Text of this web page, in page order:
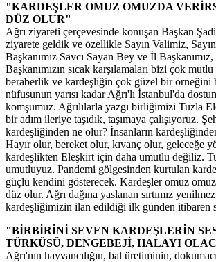
"KARDEŞLER OMUZ OMUZDA
DÜZ OLUR"
Ağrı ziyareti çerçevesinde konuşan Başkan Şadi
ziyarete geldik ve özellikle Sayın Valimiz,
Başkanımız Savcı Sayan Bey ve İl
Başkanımızın sıcak karşılamaları bizi çok
beraberlik ve kardeşliğin çok güzel bir örneğini
nüfusunun yarısı kadar Ağrı'lı İstanbul'da
komşumuz. Ağrılılarla yazgı birliğimizi Tuzla
bir adım ileriye taşıdık, taşımaya çalışıyoruz.
kardeşliğinden ne olur? İnsanların
Hayır olur, bereket olur, kıvanç olur, geleceğe
kardeşlikten Eleşkirt için daha umutlu değiliz.
umutluyuz. Pandemi gölgesinden kurtulan
güçlü kendini gösterecek. Kardeşler omuz
düz olur. Ağrı dağına yaslanan sırtımız
kardeşliğimizin ilan edildiği ilk günden itibaren
"BİRBİRİNİ SEVEN KARDEŞLERİN
TÜRKÜSÜ, DENGEBEJİ, HALAYI
Ağrı'nın hayvancılığın, bal üretiminin,